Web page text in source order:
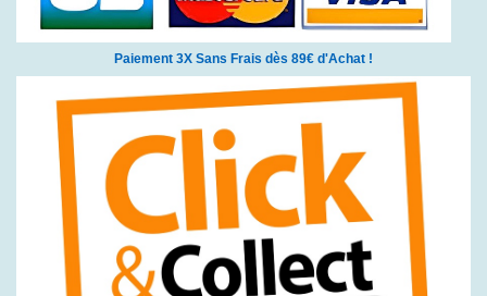
Paiement 3X Sans Frais dès 89€ d'Achat !